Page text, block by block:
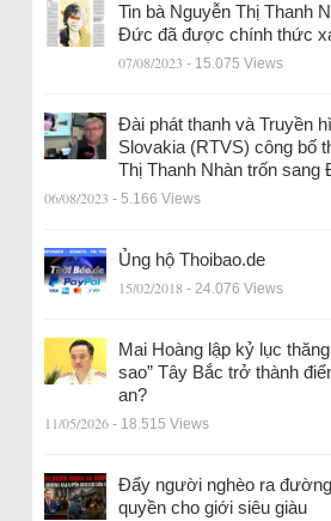
Tin bà Nguyễn Thị Thanh
Đức đã được chính thức
07/08/2023 - 15.075 Views
Đài phát thanh và Truyền
Slovakia (RTVS) công bố
Thị Thanh Nhàn trốn sang
06/08/2023 - 5.166 Views
Ủng hộ Thoibao.de
15/02/2018 - 24.076 Views
Mai Hoàng lập kỷ lục
sao” Tây Bắc trở thành
an?
11/05/2026 - 18.515 Views
Đẩy người nghèo ra
quyền cho giới siêu giàu